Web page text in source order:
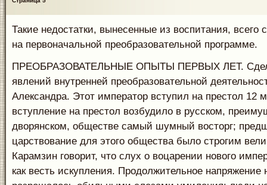
Такие недостатки, вынесенные из воспитания, всего
на первоначальной преобразовательной программе.
ПРЕОБРАЗОВАТЕЛЬНЫЕ ОПЫТЫ ПЕРВЫХ ЛЕТ.
явлений внутренней преобразовательной
Александра. Этот император вступил на престол 12
вступление на престол возбудило в русском,
дворянском, обществе самый шумный восторг;
царствование для этого общества было строгим
Карамзин говорит, что слух о воцарении нового
как весть искупления. Продолжительное напряжение